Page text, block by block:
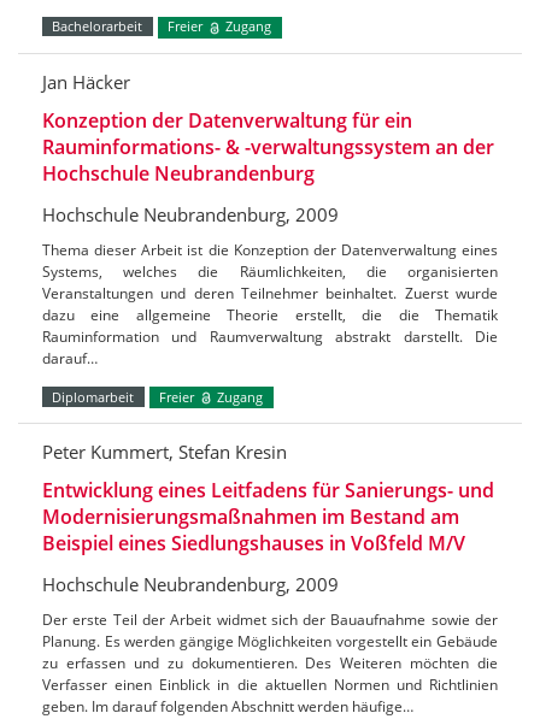
Bachelorarbeit Freier Zugang
Jan Häcker
Konzeption der Datenverwaltung für ein
Rauminformations- & -verwaltungssystem an der
Hochschule Neubrandenburg
Hochschule Neubrandenburg, 2009
Thema dieser Arbeit ist die Konzeption der Datenverwaltung eines
Systems, welches die Räumlichkeiten, die organisierten
Veranstaltungen und deren Teilnehmer beinhaltet. Zuerst wurde
dazu eine allgemeine Theorie erstellt, die die Thematik
Rauminformation und Raumverwaltung abstrakt darstellt. Die
darauf…
Diplomarbeit Freier Zugang
Peter Kummert, Stefan Kresin
Entwicklung eines Leitfadens für Sanierungs- und
Modernisierungsmaßnahmen im Bestand am
Beispiel eines Siedlungshauses in Voßfeld M/V
Hochschule Neubrandenburg, 2009
Der erste Teil der Arbeit widmet sich der Bauaufnahme sowie der
Planung. Es werden gängige Möglichkeiten vorgestellt ein Gebäude
zu erfassen und zu dokumentieren. Des Weiteren möchten die
Verfasser einen Einblick in die aktuellen Normen und Richtlinien
geben. Im darauf folgenden Abschnitt werden häufige…